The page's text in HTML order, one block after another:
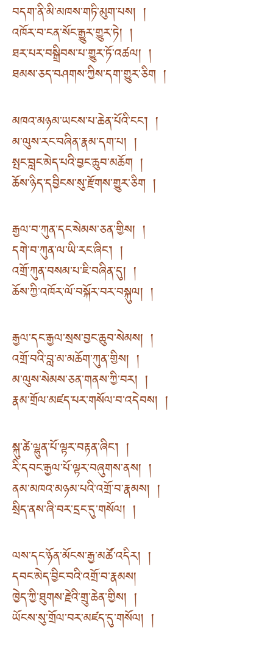
བདག་ནི་མི་མཁས་གཏི་མུག་པས། །
འཁོར་བ་ངན་སོང་རྒྱུར་གྱུར་ཏེ། །
ཐར་པར་བསྒྲིབས་པ་གྱུར་ཏོ་འཚལ། །
ཐམས་ཅད་བཤགས་ཀྱིས་དག་གྱུར་ཅིག །
མཁའ་མཉམ་ཡངས་པ་ཆེན་པོའི་ངང༌། །
མ་ལུས་རང་བཞིན་རྣམ་དག་པ། །
སྤང་བླང་མེད་པའི་བྱང་ཆུབ་མཆོག །
ཆོས་ཉིད་དབྱིངས་སུ་རྫོགས་གྱུར་ཅིག །
རྒྱལ་བ་ཀུན་དང་སེམས་ཅན་གྱིས། །
དགེ་བ་ཀུན་ལ་ཡི་རང་ཞིང༌། །
འགྲོ་ཀུན་བསམ་པ་ཇི་བཞིན་དུ། །
ཆོས་ཀྱི་འཁོར་ལོ་བསྐོར་བར་བསྐུལ། །
རྒྱལ་དང་རྒྱལ་སྲས་བྱང་ཆུབ་སེམས། །
འགྲོ་བའི་བླ་མ་མཆོག་ཀུན་གྱིས། །
མ་ལུས་སེམས་ཅན་གནས་ཀྱི་བར། །
རྣམ་གྲོལ་མཛད་པར་གསོལ་བ་འདེབས། །
སྐུ་ཚེ་ལྷུན་པོ་ལྟར་བརྟན་ཞིང༌། །
རི་དབང་རྒྱལ་པོ་ལྟར་བཞུགས་ནས། །
ནམ་མཁའ་མཉམ་པའི་འགྲོ་བ་རྣམས། །
སྲིད་ནས་ཞི་བར་དྲང་དུ་གསོལ། །
ལས་དང་ཉོན་མོངས་རྒྱ་མཚོ་འདིར། །
དབང་མེད་བྱིང་བའི་འགྲོ་བ་རྣམས།
ཁྱེད་ཀྱི་ཐུགས་རྗེའི་གྲུ་ཆེན་གྱིས། །
ཡོངས་སུ་གྲོལ་བར་མཛད་དུ་གསོལ། །